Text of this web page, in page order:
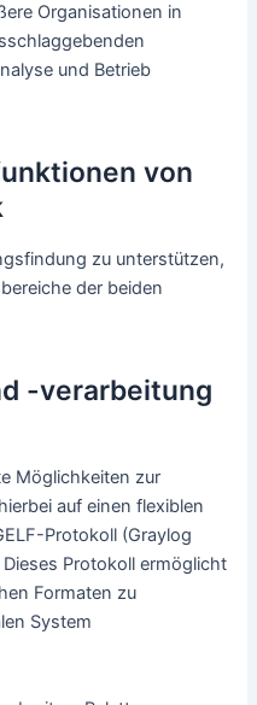
Organisationen in
und Betrieb
von
zu unterstützen,
der beiden
-verarbeitung
Möglichkeiten zur
auf einen flexiblen
Protokoll (Graylog
Protokoll ermöglicht
Formaten zu
System